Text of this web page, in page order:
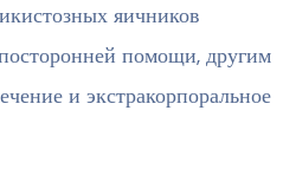
яичников
помощи, другим
и экстракорпоральное